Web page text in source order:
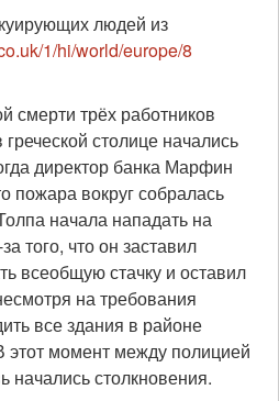
людей из
1/hi/world/europe/8
смерти трёх работников
столице начались
директор банка Марфин
пожара вокруг собралась
начала нападать на
того, что он заставил
всеобщую стачку и оставил
на требования
все здания в районе
этот момент между полицией
начались столкновения.